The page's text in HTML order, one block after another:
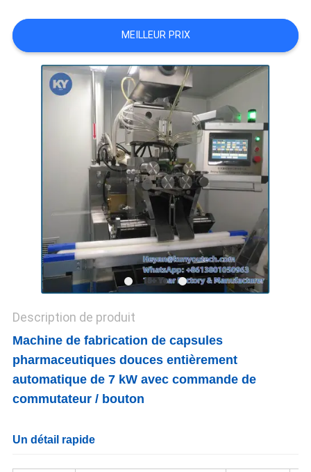
NOUVELLES
DEMANDEZ
UN DEVIS
PRIVACY
POLICY
MEILLEUR PRIX
Description de produit
Machine de fabrication de capsules
pharmaceutiques douces entièrement
automatique de 7 kW avec commande de
commutateur / bouton
Un détail rapide